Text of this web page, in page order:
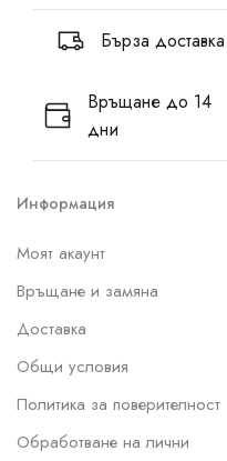
Бърза доставка
Връщане до 14
дни
Информация
Моят акаунт
Връщане и замяна
Доставка
Общи условия
Политика за поверителност
Обработване на лични